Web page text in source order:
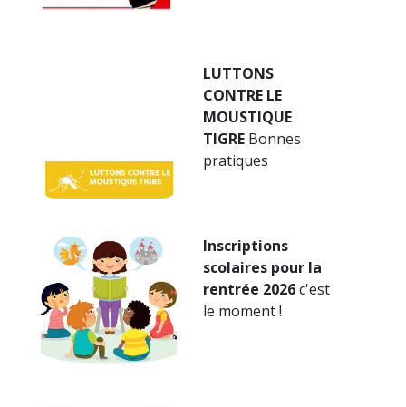
LUTTONS
CONTRE LE
MOUSTIQUE
TIGRE Bonnes
pratiques
Inscriptions
scolaires pour la
rentrée 2026c'est
le moment !